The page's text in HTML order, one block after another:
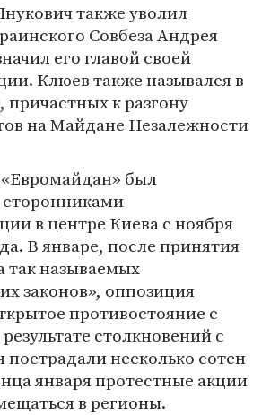
также уволил
Совбеза Андрея
его главой своей
Клюев также назывался в
к разгону
на Майдане Незалежности
был
сторонниками
в центре Киева с ноября
В январе, после принятия
так называемых
законов», оппозиция
противостояние с
столкновений с
пострадали несколько сотен
января протестные акции
в регионы.